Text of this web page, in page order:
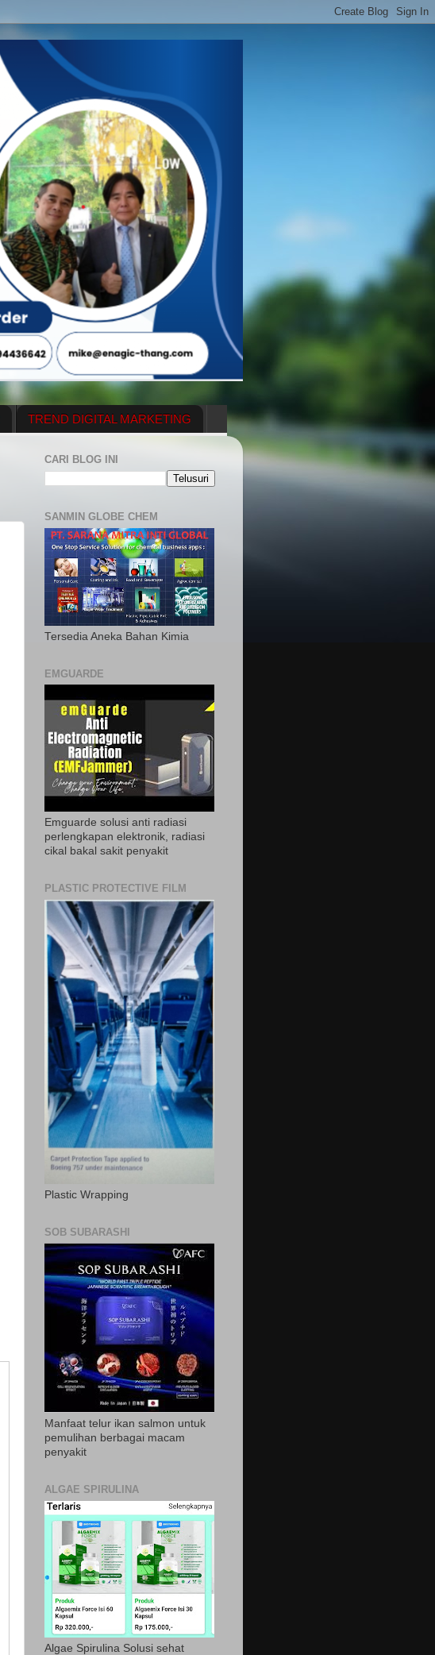
TREND DIGITAL MARKETING
CARI BLOG INI
SANMIN GLOBE CHEM
Tersedia Aneka Bahan Kimia
EMGUARDE
Emguarde solusi anti radiasi
perlengkapan elektronik, radiasi
cikal bakal sakit penyakit
PLASTIC PROTECTIVE FILM
Plastic Wrapping
SOB SUBARASHI
Manfaat telur ikan salmon untuk
pemulihan berbagai macam
penyakit
ALGAE SPIRULINA
Algae Spirulina Solusi sehat